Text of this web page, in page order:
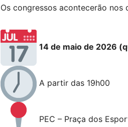
Os congressos acontecerão
14 de maio de 2026
A partir das 19h00
PEC – Praça dos